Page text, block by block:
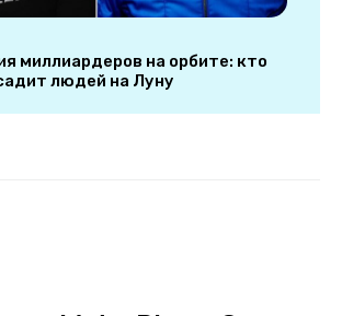
миллиардеров на орбите: кто
людей на Луну